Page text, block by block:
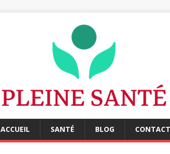
ACCUEIL SANTÉ BLOG CONTACT